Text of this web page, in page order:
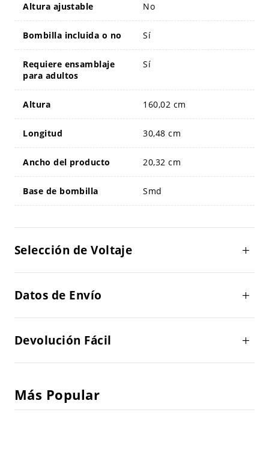
Altura ajustable No
Bombilla incluida o no Sí
Requiere ensamblaje
para adultos
Sí
Altura 160,02 cm
Longitud 30,48 cm
Ancho del producto 20,32 cm
Base de bombilla Smd
Selección de Voltaje
Datos de Envío
Devolución Fácil
Más Popular